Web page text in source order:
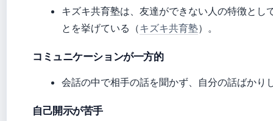
キズキ共育塾は、友達ができない人の特徴と
とを挙げている（キズキ共育塾）。
コミュニケーションが一方的
会話の中で相手の話を聞かず、自分の話ばかり
自己開示が苦手